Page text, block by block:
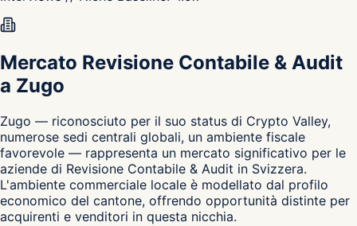
Mercato Revisione Contabile & Audit
a Zugo
Zugo — riconosciuto per il suo status di Crypto Valley,
numerose sedi centrali globali, un ambiente fiscale
favorevole — rappresenta un mercato significativo per le
aziende di Revisione Contabile & Audit in Svizzera.
L'ambiente commerciale locale è modellato dal profilo
economico del cantone, offrendo opportunità distinte per
acquirenti e venditori in questa nicchia.